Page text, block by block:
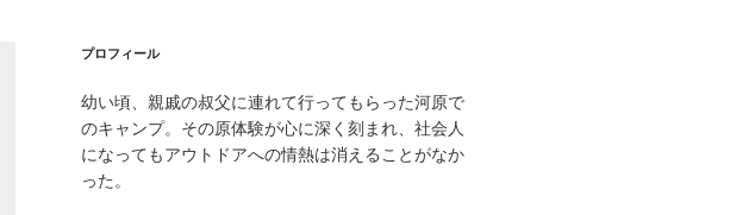
プロフィール
幼い頃、親戚の叔父に連れて行ってもらった河原で
のキャンプ。その原体験が心に深く刻まれ、社会人
になってもアウトドアへの情熱は消えることがなか
った。